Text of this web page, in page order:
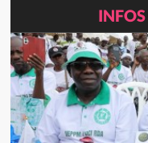
INFOS